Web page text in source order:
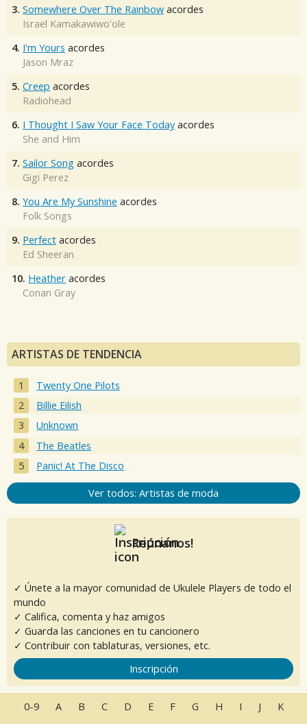
3. Somewhere Over The Rainbow acordes
Israel Kamakawiwo'ole
4. I'm Yours acordes
Jason Mraz
5. Creep acordes
Radiohead
6. I Thought I Saw Your Face Today acordes
She and Him
7. Sailor Song acordes
Gigi Perez
8. You Are My Sunshine acordes
Folk Songs
9. Perfect acordes
Ed Sheeran
10. Heather acordes
Conan Gray
ARTISTAS DE TENDENCIA
Twenty One Pilots
Billie Eilish
Unknown
The Beatles
Panic! At The Disco
Ver todos: Artistas de moda
Reúnanos!
✓ Únete a la mayor comunidad de Ukulele Players de todo el
mundo
✓ Califica, comenta y haz amigos
✓ Guarda las canciones en tu cancionero
✓ Contribuir con tablaturas, versiones, etc.
Inscripción
0-9 A B C D E F G H I J K